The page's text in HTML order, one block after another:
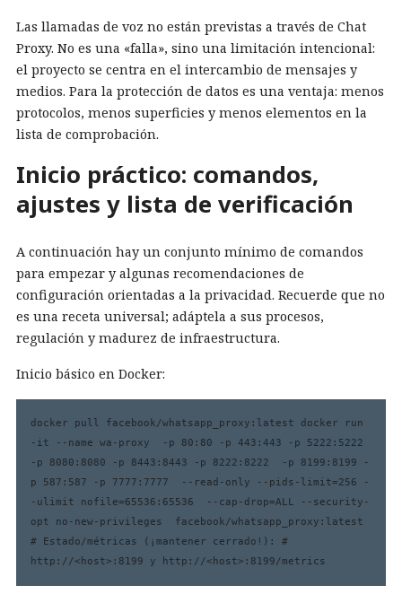
Las llamadas de voz no están previstas a través de Chat
Proxy. No es una «falla», sino una limitación intencional:
el proyecto se centra en el intercambio de mensajes y
medios. Para la protección de datos es una ventaja: menos
protocolos, menos superficies y menos elementos en la
lista de comprobación.
Inicio práctico: comandos,
ajustes y lista de verificación
A continuación hay un conjunto mínimo de comandos
para empezar y algunas recomendaciones de
configuración orientadas a la privacidad. Recuerde que no
es una receta universal; adáptela a sus procesos,
regulación y madurez de infraestructura.
Inicio básico en Docker:
docker pull facebook/whatsapp_proxy:latest docker run
-it --name wa-proxy  -p 80:80 -p 443:443 -p 5222:5222
-p 8080:8080 -p 8443:8443 -p 8222:8222  -p 8199:8199 -
p 587:587 -p 7777:7777  --read-only --pids-limit=256 -
-ulimit nofile=65536:65536  --cap-drop=ALL --security-
opt no-new-privileges  facebook/whatsapp_proxy:latest
# Estado/métricas (¡mantener cerrado!): #
http://<host>:8199 y http://<host>:8199/metrics